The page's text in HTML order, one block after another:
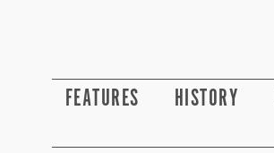
FEATURES HISTORY